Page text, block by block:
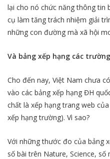
lại cho nó chức năng thông tin
cụ làm tăng trách nhiệm giải
những con đường mà xã hội
Và bảng xếp hạng các
Cho đến nay, Việt Nam chưa
vào các bảng xếp hạng ĐH
chất là xếp hạng trang web
xếp hạng trường). Vì sao?
Với những thước đo của bảng
số bài trên Nature, Science,